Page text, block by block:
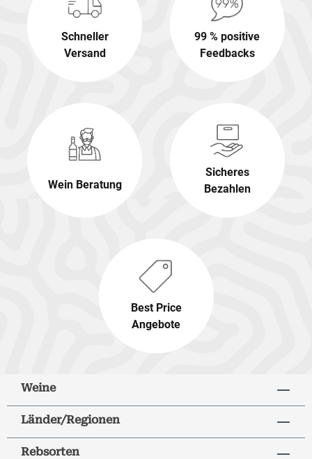
Schneller
Versand
99 % positive
Feedbacks
Wein Beratung
Sicheres
Bezahlen
Best Price
Angebote
Weine
Länder/Regionen
Rebsorten